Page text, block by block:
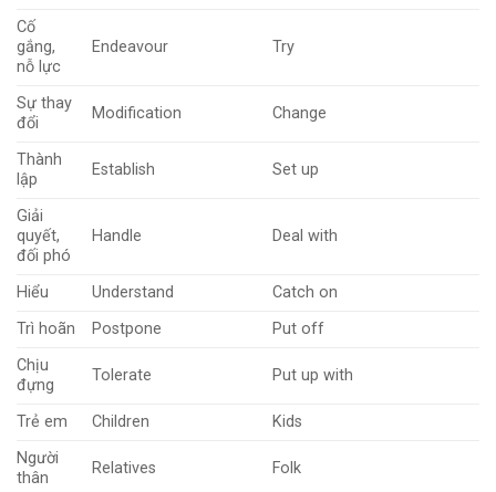
Cố
gắng,
nỗ lực
Endeavour Try
Sự thay
đổi
Modification Change
Thành
lập
Establish Set up
Giải
quyết,
đối phó
Handle Deal with
Hiểu Understand
Catch on
Trì hoãn
Postpone
Put off
Chịu
đựng
Tolerate Put up with
Trẻ em Children
Kids
Người
thân
Relatives Folk